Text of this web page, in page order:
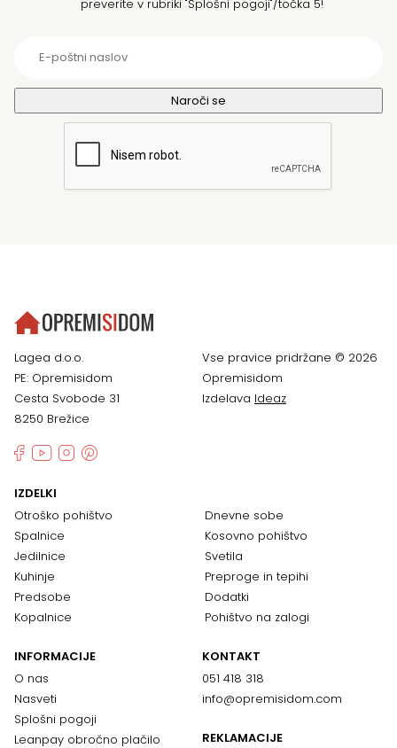
preverite v rubriki "Splošni pogoji"/točka 5!
Lagea d.o.o.
PE: Opremisidom
Cesta Svobode 31
8250 Brežice
Vse pravice pridržane © 2026
Opremisidom
Izdelava Ideaz
IZDELKI
Otroško pohištvo
Spalnice
Jedilnice
Kuhinje
Predsobe
Kopalnice
Dnevne sobe
Kosovno pohištvo
Svetila
Preproge in tepihi
Dodatki
Pohištvo na zalogi
INFORMACIJE
O nas
Nasveti
Splošni pogoji
Leanpay obročno plačilo
KONTAKT
051 418 318
info@opremisidom.com
REKLAMACIJE